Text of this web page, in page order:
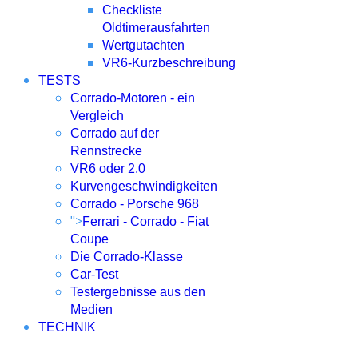
Checkliste
Oldtimerausfahrten
Wertgutachten
VR6-Kurzbeschreibung
TESTS
Corrado-Motoren - ein
Vergleich
Corrado auf der
Rennstrecke
VR6 oder 2.0
Kurvengeschwindigkeiten
Corrado - Porsche 968
">Ferrari - Corrado - Fiat
Coupe
Die Corrado-Klasse
Car-Test
Testergebnisse aus den
Medien
TECHNIK